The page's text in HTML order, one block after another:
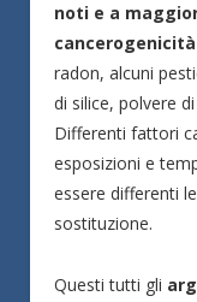
noti e a
cancerogenicità
radon, alcuni
di silice, polvere
Differenti fattori
esposizioni e
essere differenti
sostituzione.
Questi tutti gli